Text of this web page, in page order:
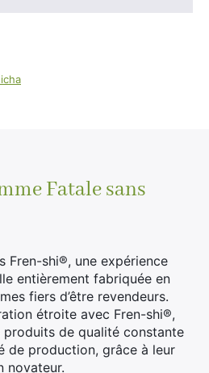
Fatale sans
Fren-shi®, une expérience
entièrement fabriquée en
fiers d’être revendeurs.
étroite avec Fren-shi®,
de qualité constante
de production, grâce à leur
novateur.